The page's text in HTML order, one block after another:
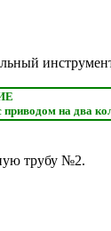
приводом на два
трубу №2.